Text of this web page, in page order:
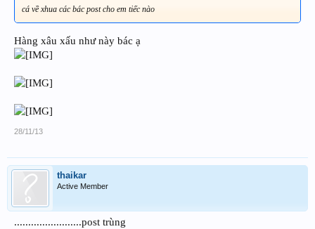
cá về xhua các bác post cho em tiếc nào
Hàng xâu xấu như này bác ạ
28/11/13
thaikar
Active Member
........................post trùng